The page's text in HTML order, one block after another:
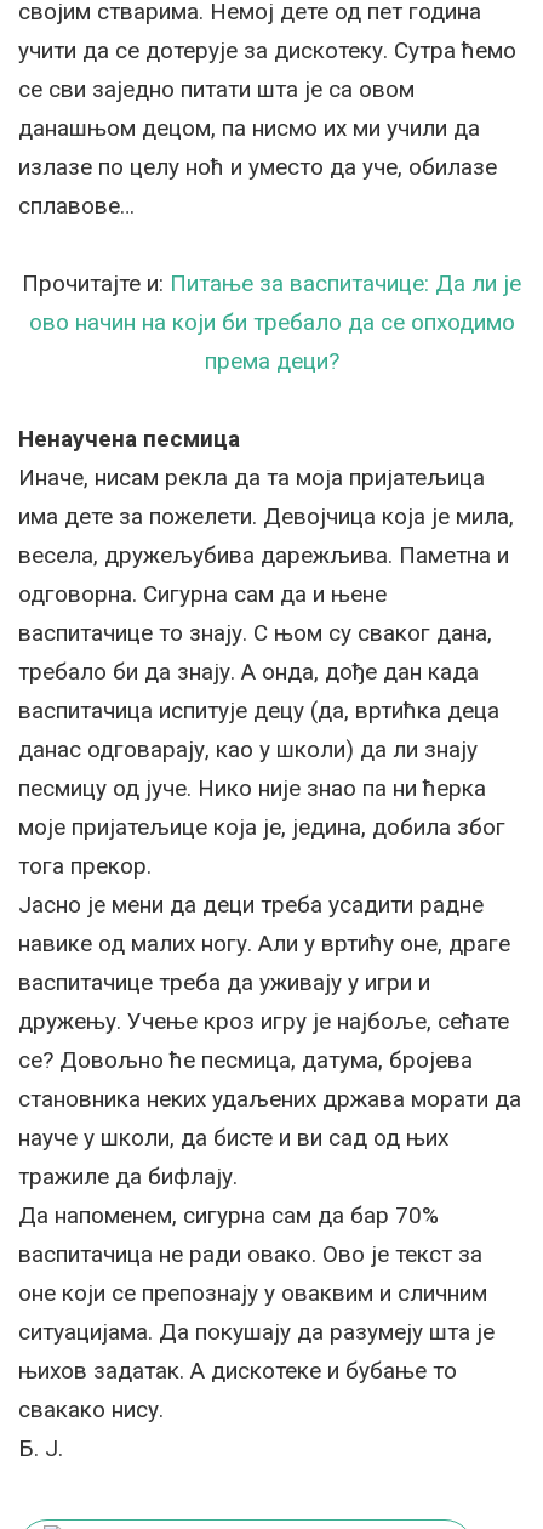
својим стварима. Немој дете од пет година
учити да се дотерује за дискотеку. Сутра ћемо
се сви заједно питати шта је са овом
данашњом децом, па нисмо их ми учили да
излазе по целу ноћ и уместо да уче, обилазе
сплавове…
Прочитајте и: Питање за васпитачице: Да ли је
ово начин на који би требало да се опходимо
према деци?
Ненаучена песмица
Иначе, нисам рекла да та моја пријатељица
има дете за пожелети. Девојчица која је мила,
весела, дружељубива дарежљива. Паметна и
одговорна. Сигурна сам да и њене
васпитачице то знају. С њом су сваког дана,
требало би да знају. А онда, дође дан када
васпитачица испитује децу (да, вртићка деца
данас одговарају, као у школи) да ли знају
песмицу од јуче. Нико није знао па ни ћерка
моје пријатељице која је, једина, добила због
тога прекор.
Јасно је мени да деци треба усадити радне
навике од малих ногу. Али у вртићу оне, драге
васпитачице треба да уживају у игри и
дружењу. Учење кроз игру је најбоље, сећате
се? Довољно ће песмица, датума, бројева
становника неких удаљених држава морати да
науче у школи, да бисте и ви сад од њих
тражиле да бифлају.
Да напоменем, сигурна сам да бар 70%
васпитачица не ради овако. Ово је текст за
оне који се препознају у оваквим и сличним
ситуацијама. Да покушају да разумеју шта је
њихов задатак. А дискотеке и бубање то
свакако нису.
Б. Ј.